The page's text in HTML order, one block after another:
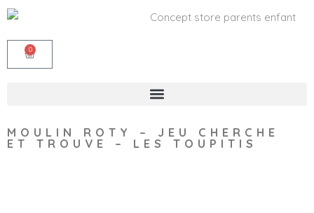
0
MOULIN ROTY – JEU CHERCHE
ET TROUVE – LES TOUPITIS